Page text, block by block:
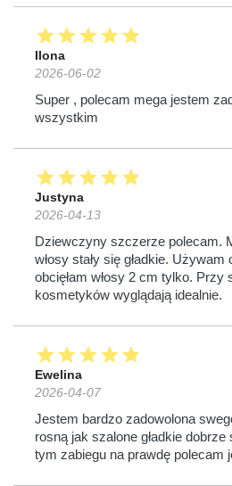
starstarstarstarstar
Ilona
2026-06-02
Super , polecam mega jestem
wszystkim
starstarstarstarstar
Justyna
2026-04-13
Dziewczyny szczerze polecam.
włosy stały się gładkie.
obcięłam włosy 2 cm tylko. Przy
kosmetyków wyglądają idealnie.
starstarstarstarstar
Ewelina
2026-04-07
Jestem bardzo zadowolona
rosną jak szalone gładkie
tym zabiegu na prawdę polecam